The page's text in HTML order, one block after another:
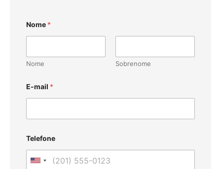
Nome *
Nome Sobrenome
E-mail *
Telefone
U